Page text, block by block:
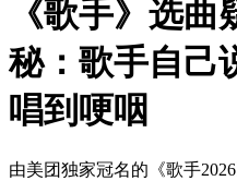
《歌手》选
秘：歌手自己
唱到哽咽
由美团独家冠名的《歌手